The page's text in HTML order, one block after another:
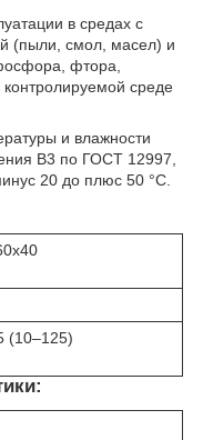
в средах с
(пыли, смол, масел) и
фтора,
среде
и влажности
В3 по ГОСТ 12997,
20 до плюс 50 °С.
(10–125)